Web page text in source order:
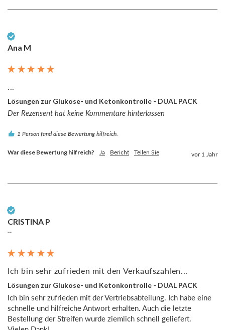
Ana M
...
Lösungen zur Glukose- und Ketonkontrolle - DUAL PACK
Der Rezensent hat keine Kommentare hinterlassen
1 Person fand diese Bewertung hilfreich.
War diese Bewertung hilfreich? Ja Bericht Teilen Sie vor 1 Jahr
CRISTINA P
""
Ich bin sehr zufrieden mit den Verkaufszahlen...
Lösungen zur Glukose- und Ketonkontrolle - DUAL PACK
Ich bin sehr zufrieden mit der Vertriebsabteilung. Ich habe eine
schnelle und hilfreiche Antwort erhalten. Auch die letzte
Bestellung der Streifen wurde ziemlich schnell geliefert.